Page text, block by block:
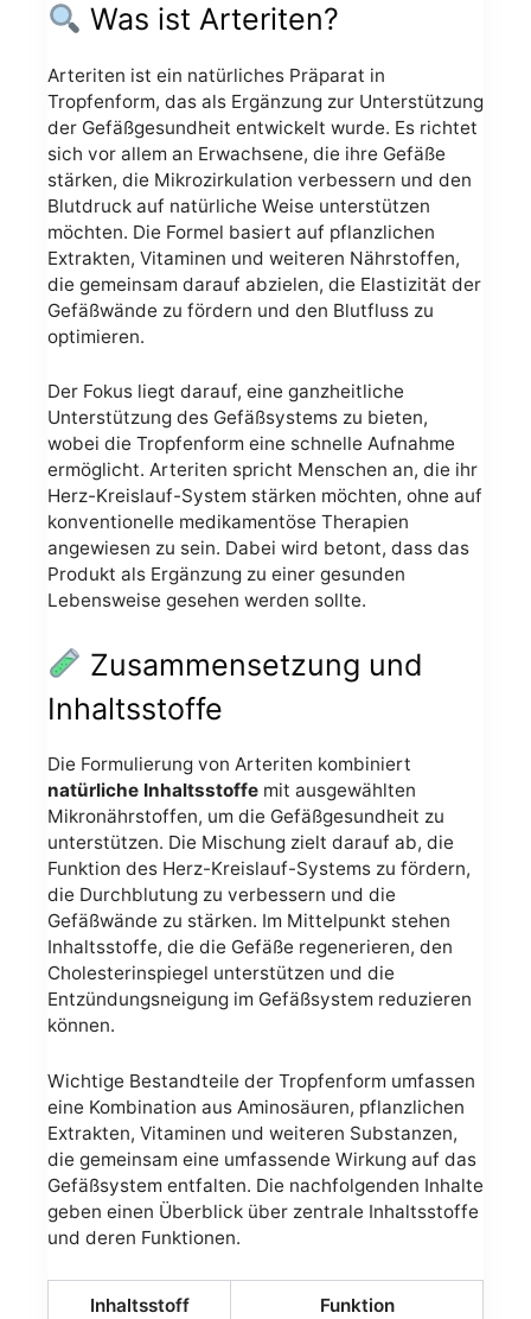
Was ist Arteriten?
Arteriten ist ein natürliches Präparat in
Tropfenform, das als Ergänzung zur Unterstützung
der Gefäßgesundheit entwickelt wurde. Es richtet
sich vor allem an Erwachsene, die ihre Gefäße
stärken, die Mikrozirkulation verbessern und den
Blutdruck auf natürliche Weise unterstützen
möchten. Die Formel basiert auf pflanzlichen
Extrakten, Vitaminen und weiteren Nährstoffen,
die gemeinsam darauf abzielen, die Elastizität der
Gefäßwände zu fördern und den Blutfluss zu
optimieren.
Der Fokus liegt darauf, eine ganzheitliche
Unterstützung des Gefäßsystems zu bieten,
wobei die Tropfenform eine schnelle Aufnahme
ermöglicht. Arteriten spricht Menschen an, die ihr
Herz-Kreislauf-System stärken möchten, ohne auf
konventionelle medikamentöse Therapien
angewiesen zu sein. Dabei wird betont, dass das
Produkt als Ergänzung zu einer gesunden
Lebensweise gesehen werden sollte.
Zusammensetzung und
Inhaltsstoffe
Die Formulierung von Arteriten kombiniert
natürliche Inhaltsstoffe mit ausgewählten
Mikronährstoffen, um die Gefäßgesundheit zu
unterstützen. Die Mischung zielt darauf ab, die
Funktion des Herz-Kreislauf-Systems zu fördern,
die Durchblutung zu verbessern und die
Gefäßwände zu stärken. Im Mittelpunkt stehen
Inhaltsstoffe, die die Gefäße regenerieren, den
Cholesterinspiegel unterstützen und die
Entzündungsneigung im Gefäßsystem reduzieren
können.
Wichtige Bestandteile der Tropfenform umfassen
eine Kombination aus Aminosäuren, pflanzlichen
Extrakten, Vitaminen und weiteren Substanzen,
die gemeinsam eine umfassende Wirkung auf das
Gefäßsystem entfalten. Die nachfolgenden Inhalte
geben einen Überblick über zentrale Inhaltsstoffe
und deren Funktionen.
Inhaltsstoff Funktion